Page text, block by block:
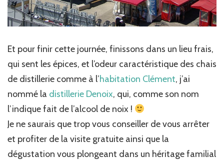
Et pour finir cette journée, finissons dans un lieu frais,
qui sent les épices, et l’odeur caractéristique des chais
de distillerie comme à l’habitation Clément, j’ai
nommé la distillerie Denoix, qui, comme son nom
l’indique fait de l’alcool de noix !
Je ne saurais que trop vous conseiller de vous arrêter
et profiter de la visite gratuite ainsi que la
dégustation vous plongeant dans un héritage familial